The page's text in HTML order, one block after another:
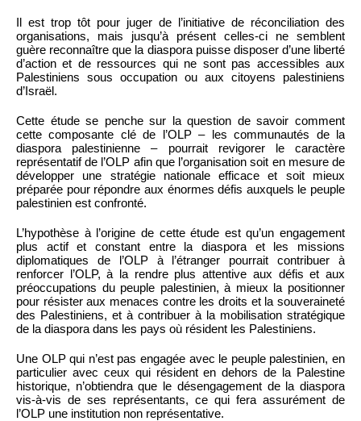
Il est trop tôt pour juger de l’initiative de réconciliation des
organisations, mais jusqu’à présent celles-ci ne semblent
guère reconnaître que la diaspora puisse disposer d’une liberté
d’action et de ressources qui ne sont pas accessibles aux
Palestiniens sous occupation ou aux citoyens palestiniens
d’Israël.
Cette étude se penche sur la question de savoir comment
cette composante clé de l’OLP – les communautés de la
diaspora palestinienne – pourrait revigorer le caractère
représentatif de l’OLP afin que l’organisation soit en mesure de
développer une stratégie nationale efficace et soit mieux
préparée pour répondre aux énormes défis auxquels le peuple
palestinien est confronté.
L’hypothèse à l’origine de cette étude est qu’un engagement
plus actif et constant entre la diaspora et les missions
diplomatiques de l’OLP à l’étranger pourrait contribuer à
renforcer l’OLP, à la rendre plus attentive aux défis et aux
préoccupations du peuple palestinien, à mieux la positionner
pour résister aux menaces contre les droits et la souveraineté
des Palestiniens, et à contribuer à la mobilisation stratégique
de la diaspora dans les pays où résident les Palestiniens.
Une OLP qui n’est pas engagée avec le peuple palestinien, en
particulier avec ceux qui résident en dehors de la Palestine
historique, n’obtiendra que le désengagement de la diaspora
vis-à-vis de ses représentants, ce qui fera assurément de
l’OLP une institution non représentative.